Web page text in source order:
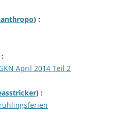
) :
April 2014 Teil 2
) :